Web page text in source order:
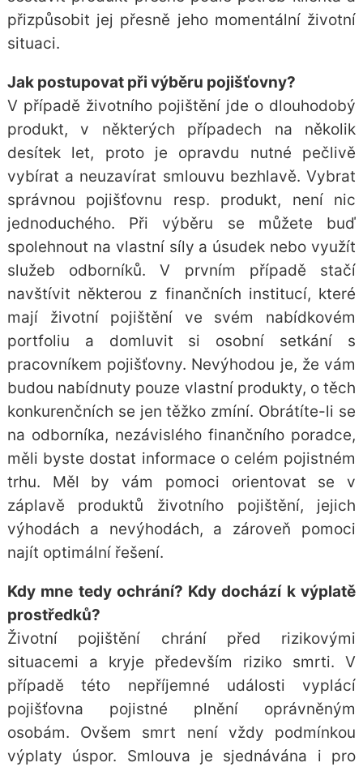
přizpůsobit jej přesně jeho momentální životní
situaci.
Jak postupovat při výběru pojišťovny?
V případě životního pojištění jde o dlouhodobý
produkt, v některých případech na několik
desítek let, proto je opravdu nutné pečlivě
vybírat a neuzavírat smlouvu bezhlavě. Vybrat
správnou pojišťovnu resp. produkt, není nic
jednoduchého. Při výběru se můžete buď
spolehnout na vlastní síly a úsudek nebo využít
služeb odborníků. V prvním případě stačí
navštívit některou z finančních institucí, které
mají životní pojištění ve svém nabídkovém
portfoliu a domluvit si osobní setkání s
pracovníkem pojišťovny. Nevýhodou je, že vám
budou nabídnuty pouze vlastní produkty, o těch
konkurenčních se jen těžko zmíní. Obrátíte-li se
na odborníka, nezávislého finančního poradce,
měli byste dostat informace o celém pojistném
trhu. Měl by vám pomoci orientovat se v
záplavě produktů životního pojištění, jejich
výhodách a nevýhodách, a zároveň pomoci
najít optimální řešení.
Kdy mne tedy ochrání? Kdy dochází k výplatě
prostředků?
Životní pojištění chrání před rizikovými
situacemi a kryje především riziko smrti. V
případě této nepříjemné události vyplácí
pojišťovna pojistné plnění oprávněným
osobám. Ovšem smrt není vždy podmínkou
výplaty úspor. Smlouva je sjednávána i pro